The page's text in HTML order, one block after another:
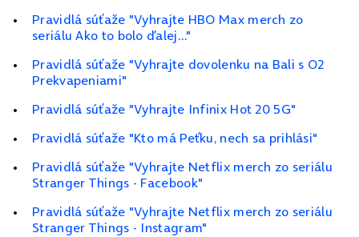
Pravidlá súťaže "Vyhrajte HBO Max merch zo
seriálu Ako to bolo ďalej..."
Pravidlá súťaže "Vyhrajte dovolenku na Bali s O2
Prekvapeniami"
Pravidlá súťaže "Vyhrajte Infinix Hot 20 5G"
Pravidlá súťaže "Kto má Peťku, nech sa prihlási"
Pravidlá súťaže "Vyhrajte Netflix merch zo seriálu
Stranger Things - Facebook"
Pravidlá súťaže "Vyhrajte Netflix merch zo seriálu
Stranger Things - Instagram"